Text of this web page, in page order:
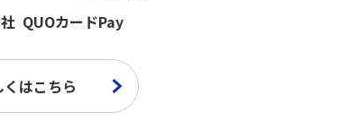
QUOカードPay
はこちら